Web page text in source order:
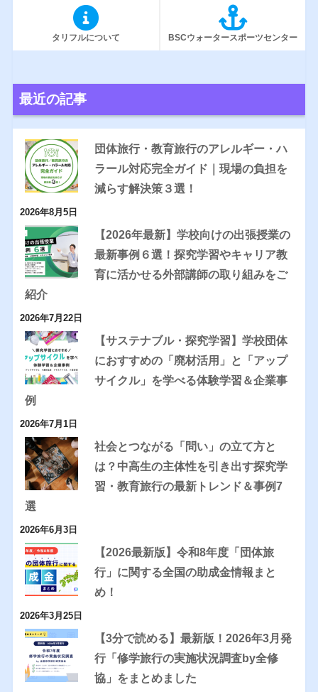
タリフルについて BSCウォータースポーツセンター
最近の記事
団体旅行・教育旅行のアレルギー・ハ
ラール対応完全ガイド｜現場の負担を
減らす解決策３選！
2026年8月5日
【2026年最新】学校向けの出張授業の
最新事例６選！探究学習やキャリア教
育に活かせる外部講師の取り組みをご
紹介
2026年7月22日
【サステナブル・探究学習】学校団体
におすすめの「廃材活用」と「アップ
サイクル」を学べる体験学習＆企業事
例
2026年7月1日
社会とつながる「問い」の立て方と
は？中高生の主体性を引き出す探究学
習・教育旅行の最新トレンド＆事例7
選
2026年6月3日
【2026最新版】令和8年度「団体旅
行」に関する全国の助成金情報まと
め！
2026年3月25日
【3分で読める】最新版！2026年3月発
行「修学旅行の実施状況調査by全修
協」をまとめました